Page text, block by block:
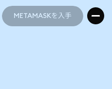
METAMASKを入手